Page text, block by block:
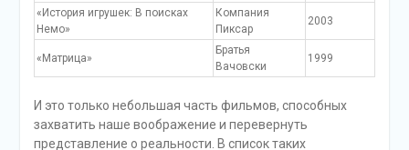
«История игрушек: В поисках
Немо»
Компания
Пиксар
2003
«Матрица»
Братья
Вачовски
1999
И это только небольшая часть фильмов, способных
захватить наше воображение и перевернуть
представление о реальности. В список таких